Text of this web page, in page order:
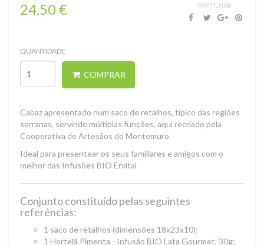
Cabazes
24,50 € PARTILHAR
QUANTIDADE
COMPRAR
Cabaz apresentado num saco de retalhos, típico das regiões
serranas, servindo múltiplas funções, aqui recriado pela
Cooperativa de Artesãos do Montemuro.
Ideal para presentear os seus familiares e amigos com o
melhor das Infusões BIO Ervital
Conjunto constituído pelas seguintes
referências:
1 saco de retalhos (dimensões 18x23x10);
1 Hortelã Pimenta - Infusão BIO Lata Gourmet, 30g;